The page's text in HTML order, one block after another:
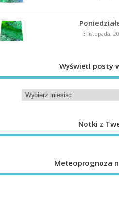
3 listopada,
Wyświetl posty
Notki z
Meteoprognoza